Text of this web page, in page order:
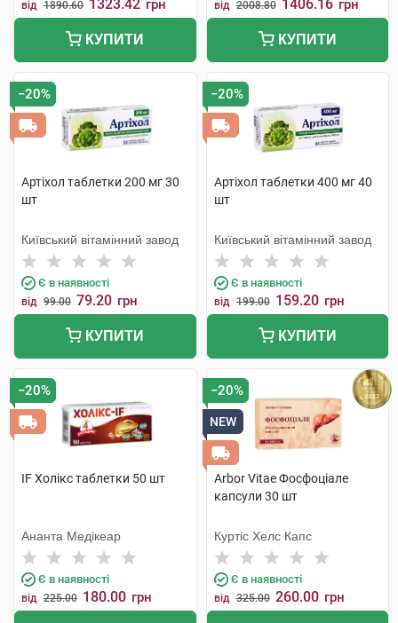
від 1890.60 1323.42 грн
КУПИТИ
від 2008.80 1406.16 грн
КУПИТИ
−20%
Артіхол таблетки 200 мг 30
шт
Київський вітамінний завод
Є в наявності
від 99.00 79.20 грн
КУПИТИ
−20%
Артіхол таблетки 400 мг 40
шт
Київський вітамінний завод
Є в наявності
від 199.00 159.20 грн
КУПИТИ
−20%
IF Холікс таблетки 50 шт
Ананта Медікеар
Є в наявності
від 225.00 180.00 грн
−20%
NEW
Arbor Vitae Фосфоціале
капсули 30 шт
Куртіс Хелс Капс
Є в наявності
від 325.00 260.00 грн